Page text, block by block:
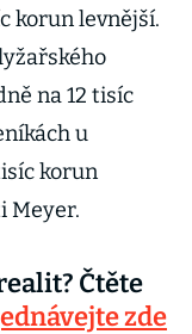
korun levnější.
na 12 tisíc
u
korun
Meyer.
Čtěte
zde